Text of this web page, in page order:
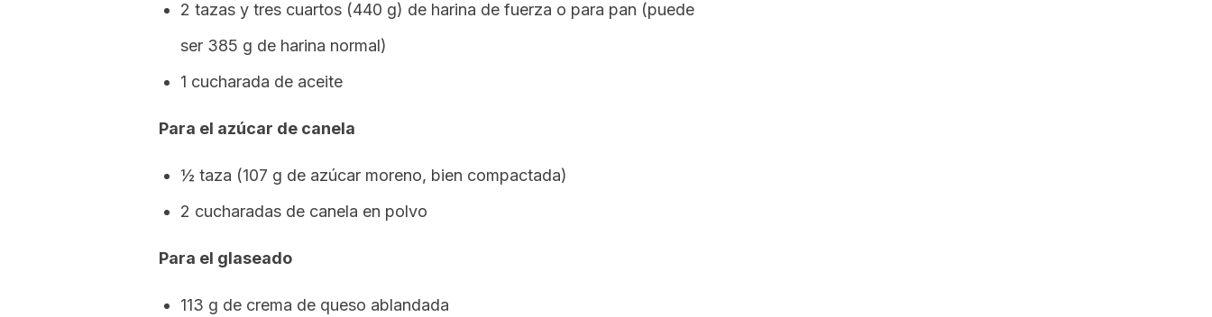
2 tazas y tres cuartos (440 g) de harina de fuerza o para pan (puede
ser 385 g de harina normal)
1 cucharada de aceite
Para el azúcar de canela
½ taza (107 g de azúcar moreno, bien compactada)
2 cucharadas de canela en polvo
Para el glaseado
113 g de crema de queso ablandada